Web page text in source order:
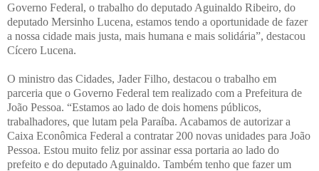
Governo Federal, o trabalho do deputado Aguinaldo Ribeiro, do
deputado Mersinho Lucena, estamos tendo a oportunidade de fazer
a nossa cidade mais justa, mais humana e mais solidária”, destacou
Cícero Lucena.
O ministro das Cidades, Jader Filho, destacou o trabalho em
parceria que o Governo Federal tem realizado com a Prefeitura de
João Pessoa. “Estamos ao lado de dois homens públicos,
trabalhadores, que lutam pela Paraíba. Acabamos de autorizar a
Caixa Econômica Federal a contratar 200 novas unidades para João
Pessoa. Estou muito feliz por assinar essa portaria ao lado do
prefeito e do deputado Aguinaldo. Também tenho que fazer um